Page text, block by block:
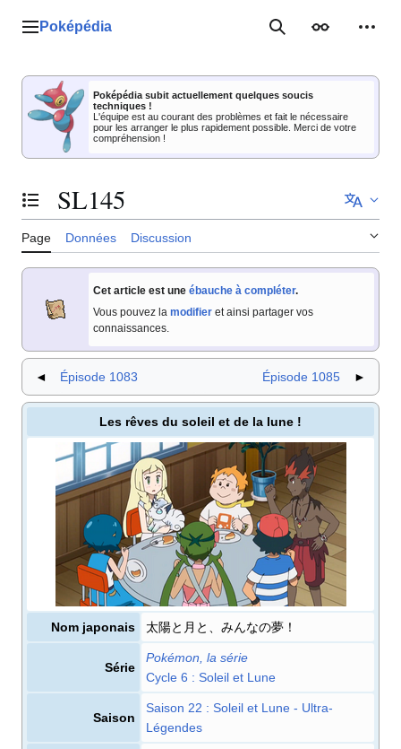
Menu principal
Poképédia RechercherApparence
Poképédia subit actuellement quelques soucis
techniques !
L'équipe est au courant des problèmes et fait le nécessaire
pour les arranger le plus rapidement possible. Merci de votre
compréhension !
Basculer la table des matières
SL145
Page Données Discussion
Cet article est une ébauche à compléter.
Vous pouvez la modifier et ainsi partager vos
connaissances.
◄ Épisode 1083 Épisode 1085 ►
Les rêves du soleil et de la lune !
Nom japonais 太陽と月と、みんなの夢！
Série
Pokémon, la série
cycle 6 : Soleil et Lune
Saison
saison 22 : Soleil et Lune - Ultra-
Légendes